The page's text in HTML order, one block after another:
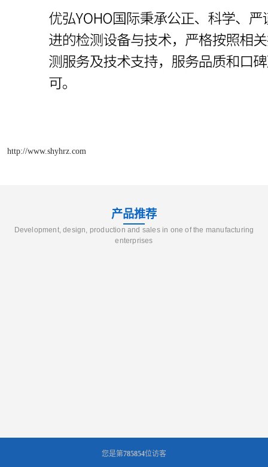
http://www.shyhrz.com
产品推荐
Development, design, production and sales in one of the manufacturing
enterprises
您是第785854位访客